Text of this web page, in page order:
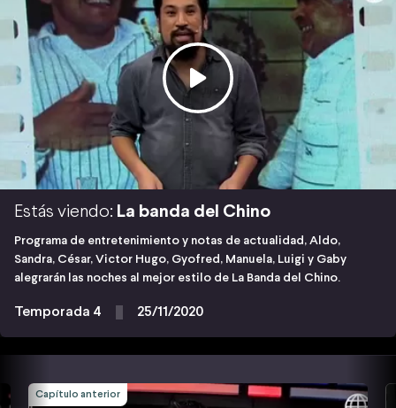
Estás viendo: La banda del Chino
Programa de entretenimiento y notas de actualidad, Aldo,
Sandra, César, Victor Hugo, Gyofred, Manuela, Luigi y Gaby
alegrarán las noches al mejor estilo de La Banda del Chino.
Temporada 4 25/11/2020
Capítulo anterior